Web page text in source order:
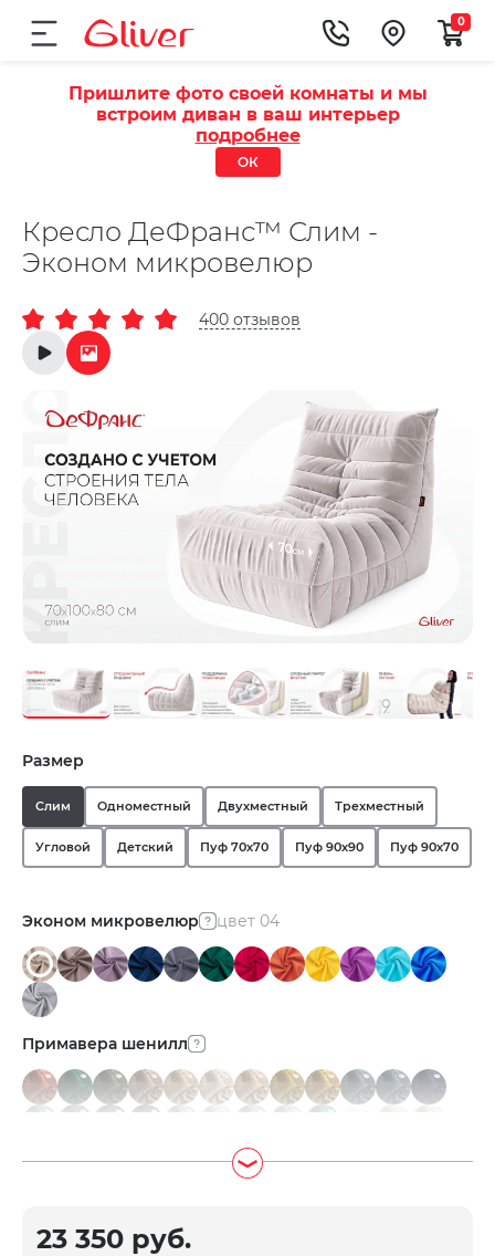
0
Пришлите фото своей комнаты и мы
встроим диван в ваш интерьер
подробнее
ОК
Кресло ДеФранс™️ Слим -
Эконом микровелюр
400 отзывов
Размер
Слим Одноместный Двухместный Трехместный
Угловой Детский Пуф 70х70 Пуф 90х90 Пуф 90х70
Эконом микровелюр цвет 04
Примавера шенилл
23 350 руб.